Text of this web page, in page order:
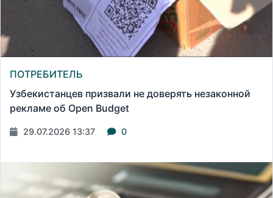
ПОТРЕБИТЕЛЬ
Узбекистанцев призвали не доверять незаконной
рекламе об Open Budget
29.07.2026 13:37 0